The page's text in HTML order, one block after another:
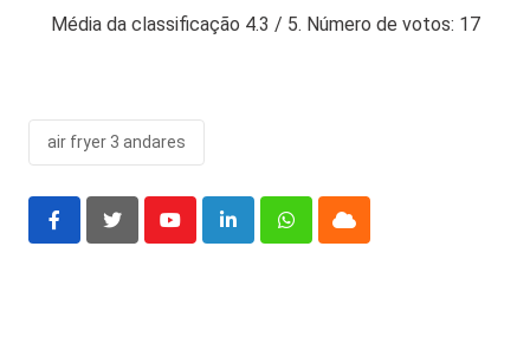
Média da classificação 4.3 / 5. Número de votos: 17
air fryer 3 andares
YoutubeLinkedInWhatsappCloud